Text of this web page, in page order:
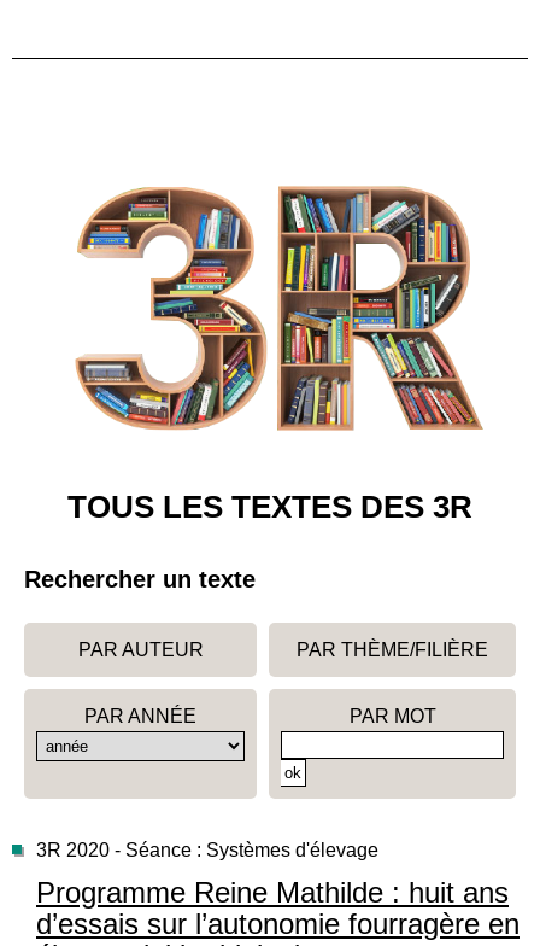
TOUS LES TEXTES DES 3R
Rechercher un texte
PAR AUTEUR PAR THÈME/FILIÈRE
PAR ANNÉE PAR MOT
3R 2020 - Séance : Systèmes d'élevage
Programme Reine Mathilde : huit ans
d’essais sur l’autonomie fourragère en